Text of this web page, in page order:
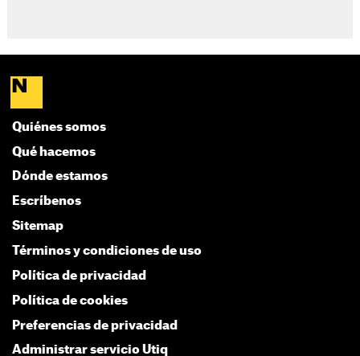
Quiénes somos
Qué hacemos
Dónde estamos
Escríbenos
Sitemap
Términos y condiciones de uso
Política de privacidad
Política de cookies
Preferencias de privacidad
Administrar servicio Utiq